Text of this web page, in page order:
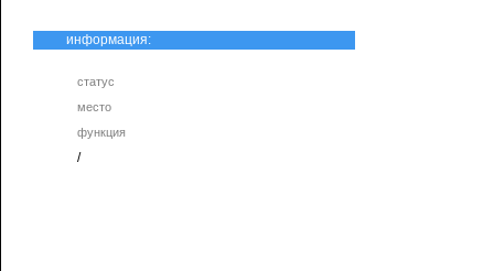
информация:
статус
место
функция
/